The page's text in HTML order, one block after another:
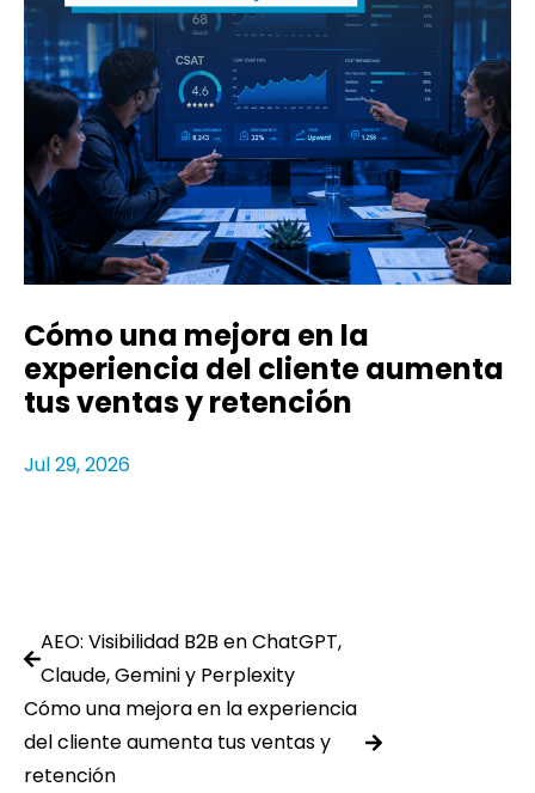
Cómo una mejora en la
experiencia del cliente aumenta
tus ventas y retención
Jul 29, 2026
AEO: Visibilidad B2B en ChatGPT,
Claude, Gemini y Perplexity
Cómo una mejora en la experiencia
del cliente aumenta tus ventas y
retención